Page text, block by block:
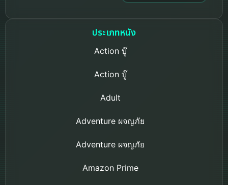
ประเภทหนัง
Action บู๊
Action บู๊
Adult
Adventure ผจญภัย
Adventure ผจญภัย
Amazon Prime